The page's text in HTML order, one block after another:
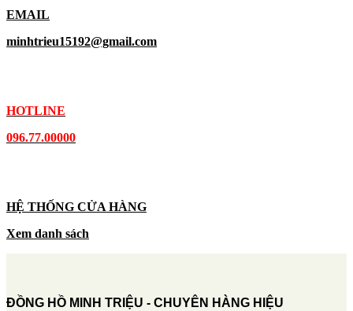
EMAIL
minhtrieu15192@gmail.com
HOTLINE
096.77.00000
HỆ THỐNG CỬA HÀNG
Xem danh sách
ĐỒNG HỒ MINH TRIỆU - CHUYÊN HÀNG HIỆU